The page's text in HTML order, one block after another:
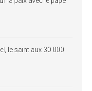
le saint aux 30 000